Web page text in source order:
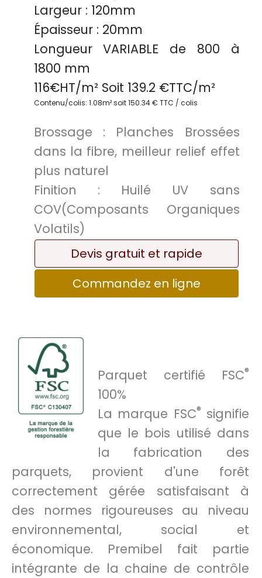
Largeur : 120mm
Épaisseur : 20mm
Longueur VARIABLE de 800 à
1800 mm
116€HT/m² Soit 139.2 €TTC/m²
Contenu/colis: 1.08m² soit 150.34 € TTC / colis
Brossage : Planches Brossées
dans la fibre, meilleur relief effet
plus naturel
Finition : Huilé UV sans
COV(Composants Organiques
Volatils)
Devis gratuit et rapide
Commandez en ligne
Parquet certifié FSC®
100%
La marque FSC® signifie
que le bois utilisé dans
la fabrication des
parquets, provient d'une forêt
correctement gérée satisfaisant à
des normes rigoureuses au niveau
environnemental, social et
économique. Premibel fait partie
intégrante de la chaine de contrôle